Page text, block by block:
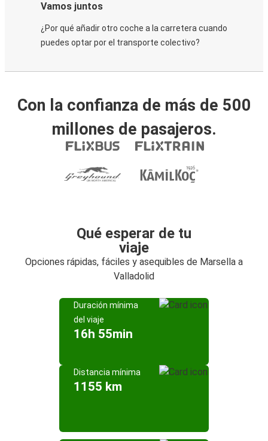
Vamos juntos
¿Por qué añadir otro coche a la carretera cuando
puedes optar por el transporte colectivo?
Con la confianza de más de 500
millones de pasajeros.
Qué esperar de tu
viaje
Opciones rápidas, fáciles y asequibles de Marsella a
Valladolid
Duración mínima
del viaje
16h 55min
Distancia mínima
1155 km